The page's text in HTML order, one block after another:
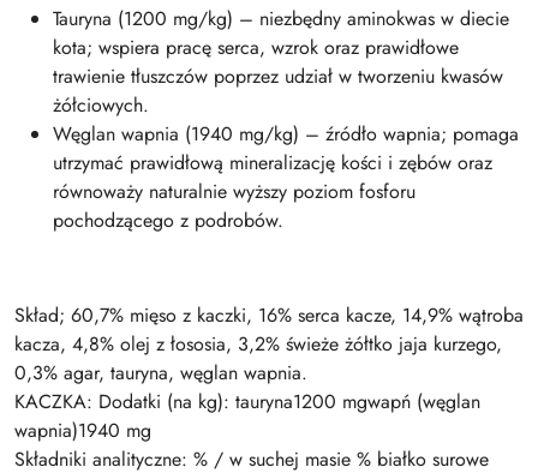
Tauryna (1200 mg/kg) – niezbędny aminokwas w diecie
kota; wspiera pracę serca, wzrok oraz prawidłowe
trawienie tłuszczów poprzez udział w tworzeniu kwasów
żółciowych.
Węglan wapnia (1940 mg/kg) – źródło wapnia; pomaga
utrzymać prawidłową mineralizację kości i zębów oraz
równoważy naturalnie wyższy poziom fosforu
pochodzącego z podrobów.
Skład; 60,7% mięso z kaczki, 16% serca kacze, 14,9% wątroba
kacza, 4,8% olej z łososia, 3,2% świeże żółtko jaja kurzego,
0,3% agar, tauryna, węglan wapnia.
KACZKA: Dodatki (na kg): tauryna1200 mgwapń (węglan
wapnia)1940 mg
Składniki analityczne: % / w suchej masie % białko surowe